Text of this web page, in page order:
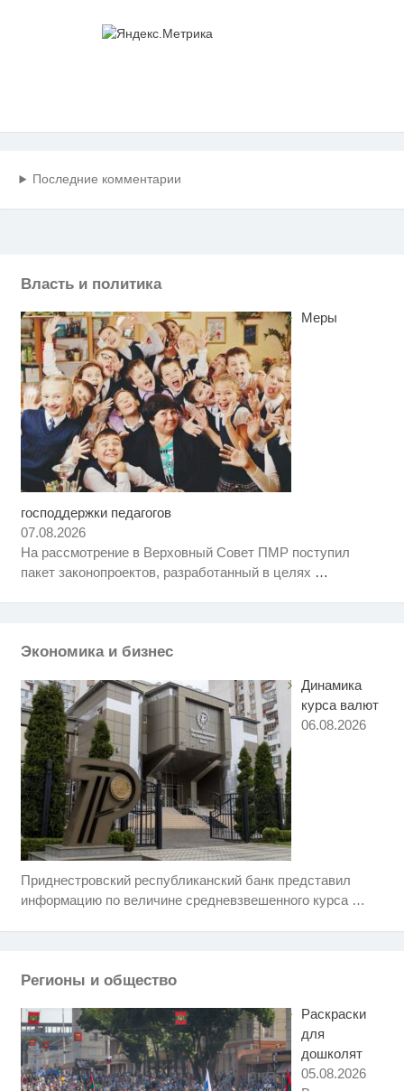
Последние комментарии
Власть и политика
Меры
господдержки педагогов
07.08.2026
На рассмотрение в Верховный Совет ПМР поступил
пакет законопроектов, разработанный в целях …
Экономика и бизнес
Динамика
курса валют
06.08.2026
Приднестровский республиканский банк представил
информацию по величине средневзвешенного курса …
Регионы и общество
Раскраски
для
дошколят
05.08.2026
Ролик длится несколько секунд,
Королева вагона отожгла! Видео
не оставит равнодушным
i
Скрытая камера на пляже
когда их не видят...
Ржу не переставая, это видео
Ролик длится пару секунд, но